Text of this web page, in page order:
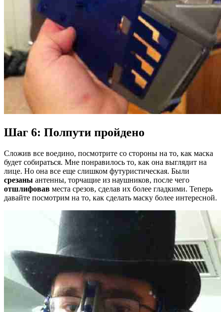
Шаг 6: Полпути пройдено
Сложив все воедино, посмотрите со стороны на то, как маска
будет собираться. Мне понравилось то, как она выглядит на
лице. Но она все еще слишком футуристическая. Были
срезаны антенны, торчащие из наушников, после чего
отшлифовав места срезов, сделав их более гладкими. Теперь
давайте посмотрим на то, как сделать маску более интересной.